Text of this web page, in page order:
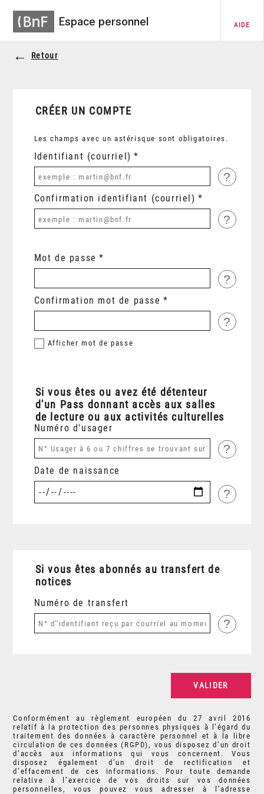
Espace personnel AIDE
Retour
CRÉER UN COMPTE
Les champs avec un astérisque sont obligatoires.
Identifiant (courriel)
?
Confirmation identifiant (courriel)
?
Mot de passe
?
Confirmation mot de passe
?
Afficher mot de passe
Si vous êtes ou avez été détenteur
d'un Pass donnant accès aux salles
de lecture ou aux activités culturelles
Numéro d'usager
?
Date de naissance
?
Si vous êtes abonnés au transfert de
notices
Numéro de transfert
?
Conformément au règlement européen du 27 avril 2016
relatif à la protection des personnes physiques à l’égard du
traitement des données à caractère personnel et à la libre
circulation de ces données (RGPD), vous disposez d’un droit
d’accès aux informations qui vous concernent. Vous
disposez également d’un droit de rectification et
d’effacement de ces informations. Pour toute demande
relative à l’exercice de vos droits sur vos données
personnelles, vous pouvez vous adresser à l’adresse